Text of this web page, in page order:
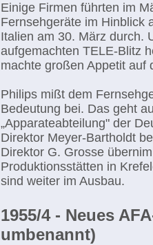
Einige Firmen führten im
Fernsehgeräte im
Italien am 30. März durch.
aufgemachten TELE-Blitz
machte großen Appetit auf
Philips mißt dem
Bedeutung bei. Das geht
„Apparateabteilung" der
Direktor Meyer-Bartholdt
Direktor G. Grosse
Produktionsstätten in
sind weiter im Ausbau.
1955/4 - Neues
umbenannt)